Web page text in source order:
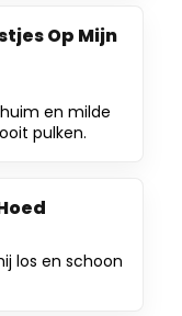
Op Mijn
en milde
pulken.
los en schoon